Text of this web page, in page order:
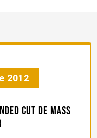
2012
Cut de Mass